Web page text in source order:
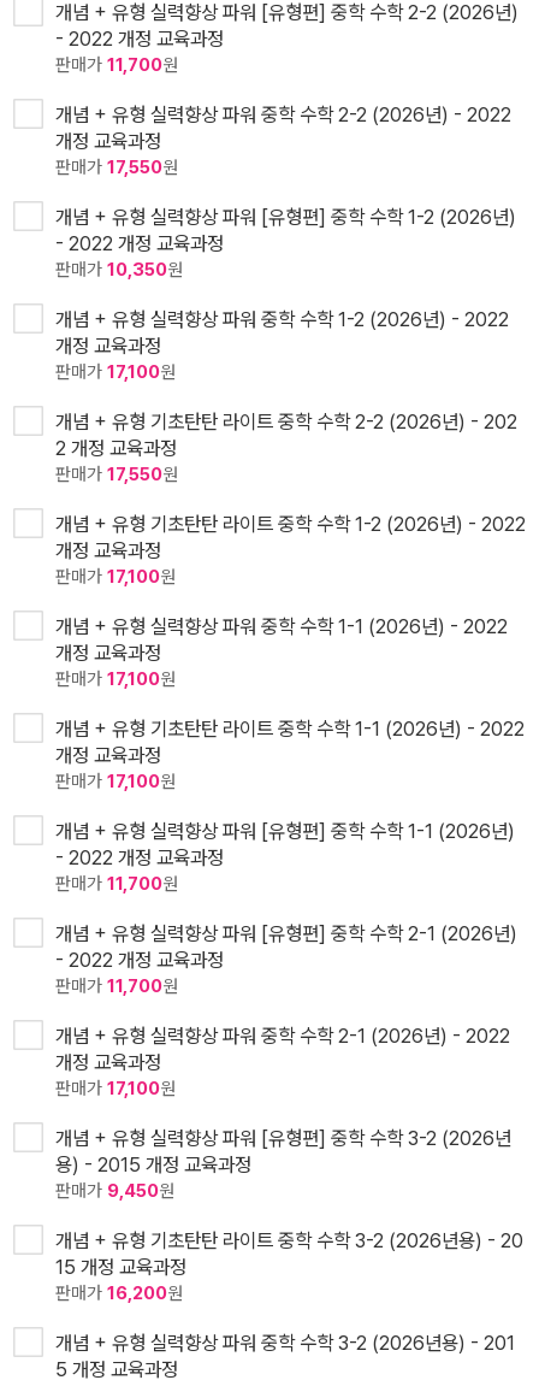
개념 + 유형 실력향상 파워 [유형편] 중학 수학 2-2 (2026년)
- 2022 개정 교육과정
판매가 11,700원
개념 + 유형 실력향상 파워 중학 수학 2-2 (2026년) - 2022
개정 교육과정
판매가 17,550원
개념 + 유형 실력향상 파워 [유형편] 중학 수학 1-2 (2026년)
- 2022 개정 교육과정
판매가 10,350원
개념 + 유형 실력향상 파워 중학 수학 1-2 (2026년) - 2022
개정 교육과정
판매가 17,100원
개념 + 유형 기초탄탄 라이트 중학 수학 2-2 (2026년) - 202
2 개정 교육과정
판매가 17,550원
개념 + 유형 기초탄탄 라이트 중학 수학 1-2 (2026년) - 2022
개정 교육과정
판매가 17,100원
개념 + 유형 실력향상 파워 중학 수학 1-1 (2026년) - 2022
개정 교육과정
판매가 17,100원
개념 + 유형 기초탄탄 라이트 중학 수학 1-1 (2026년) - 2022
개정 교육과정
판매가 17,100원
개념 + 유형 실력향상 파워 [유형편] 중학 수학 1-1 (2026년)
- 2022 개정 교육과정
판매가 11,700원
개념 + 유형 실력향상 파워 [유형편] 중학 수학 2-1 (2026년)
- 2022 개정 교육과정
판매가 11,700원
개념 + 유형 실력향상 파워 중학 수학 2-1 (2026년) - 2022
개정 교육과정
판매가 17,100원
개념 + 유형 실력향상 파워 [유형편] 중학 수학 3-2 (2026년
용) - 2015 개정 교육과정
판매가 9,450원
개념 + 유형 기초탄탄 라이트 중학 수학 3-2 (2026년용) - 20
15 개정 교육과정
판매가 16,200원
개념 + 유형 실력향상 파워 중학 수학 3-2 (2026년용) - 201
5 개정 교육과정